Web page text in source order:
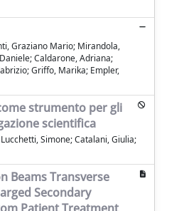
Graziano Mario; Mirandola,
Caldarone, Adriana;
Griffo, Marika; Empler,
strumento per gli
scientifica
Simone; Catalani, Giulia;
Beams Transverse
Secondary